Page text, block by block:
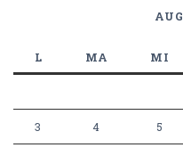
L MA MI
3 4 5